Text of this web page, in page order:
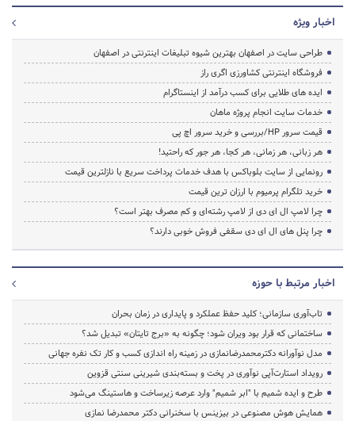
اخبار ویژه
طراحی سایت در اصفهان بهترین شیوه تبلیغات اینترنتی در اصفهان
فروشگاه اینترنتی کشاورزی اگری راز
ایده های طلایی برای کسب درآمد از اینستاگرام
خدمات سایت انجام پروژه ماهان
قیمت سرور HP/بررسی و خرید سرور اچ پی
هر زبانی، هر زمانی، هر کجا، هر جور که راحتید!
رونمایی از سایت بلوباکس با هدف خدمات پرداخت سریع با نازلترین قیمت
خرید تلگرام پرمیوم با ارزان ترین قیمت
چرا لامپ ال ای دی از لامپ رشته‌ای و کم مصرف بهتر است؟
چرا پنل های ال ای دی سقفی فروش خوبی دارند؟
اخبار مرتبط با حوزه
تاب‌آوری سازمانی؛ کلید حفظ عملکرد و پایداری در زمان بحران
ساختمانی که قرار بود ویران شود؛ چگونه به «برج تایتان» تبدیل شد؟
مدل نوآورانه دکترمحمدرضانمازی در زمینه راه اندازی کسب و کار تک نفره جهانی
رویداد استارت‌آپی نوآوری در پخت و بسته‌بندی شیرینی سنتی قزوین
طرح و ایده شمیم با "ابر شمیم" وارد عرصه زیرساخت و هاستینگ می‌شود
همایش هوش مصنوعی در بیزینس با سخنرانی دکتر محمدرضا نمازی